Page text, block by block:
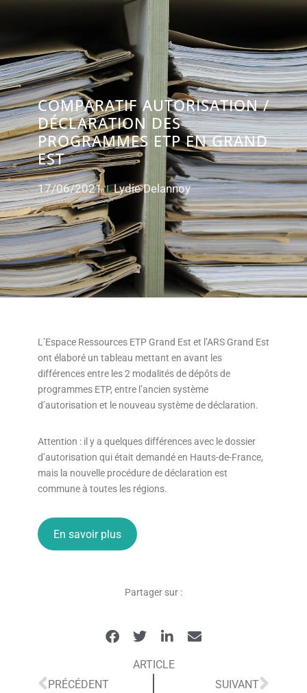
COMPARATIF AUTORISATION /
DÉCLARATION DES
PROGRAMMES ETP EN GRAND
EST
17/06/2021 Lydie Delannoy
L’Espace Ressources ETP Grand Est et l’ARS Grand Est
ont élaboré un tableau mettant en avant les
différences entre les 2 modalités de dépôts de
programmes ETP, entre l’ancien système
d’autorisation et le nouveau système de déclaration.
Attention : il y a quelques différences avec le dossier
d’autorisation qui était demandé en Hauts-de-France,
mais la nouvelle procédure de déclaration est
commune à toutes les régions.
En savoir plus
Partager sur :
ARTICLE
PRÉCÉDENT
SUIVANT